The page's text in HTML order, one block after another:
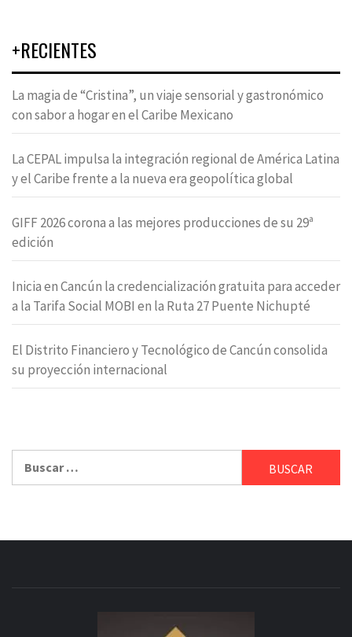
+RECIENTES
La magia de “Cristina”, un viaje sensorial y gastronómico
con sabor a hogar en el Caribe Mexicano
La CEPAL impulsa la integración regional de América Latina
y el Caribe frente a la nueva era geopolítica global
GIFF 2026 corona a las mejores producciones de su 29ª
edición
Inicia en Cancún la credencialización gratuita para acceder
a la Tarifa Social MOBI en la Ruta 27 Puente Nichupté
El Distrito Financiero y Tecnológico de Cancún consolida
su proyección internacional